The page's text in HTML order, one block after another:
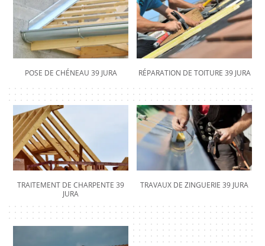
POSE DE CHÉNEAU 39 JURA RÉPARATION DE TOITURE 39 JURA
TRAITEMENT DE CHARPENTE 39
JURA
TRAVAUX DE ZINGUERIE 39 JURA